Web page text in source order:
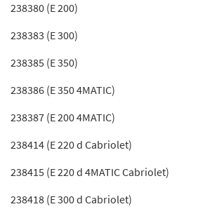
238380 (E 200)
238383 (E 300)
238385 (E 350)
238386 (E 350 4MATIC)
238387 (E 200 4MATIC)
238414 (E 220 d Cabriolet)
238415 (E 220 d 4MATIC Cabriolet)
238418 (E 300 d Cabriolet)